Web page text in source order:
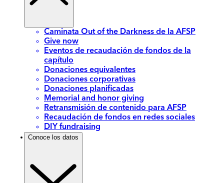
Caminata Out of the Darkness de la AFSP
Give now
Eventos de recaudación de fondos de la
capítulo
Donaciones equivalentes
Donaciones corporativas
Donaciones planificadas
Memorial and honor giving
Retransmisión de contenido para AFSP
Recaudación de fondos en redes sociales
DIY fundraising
Conoce los datos